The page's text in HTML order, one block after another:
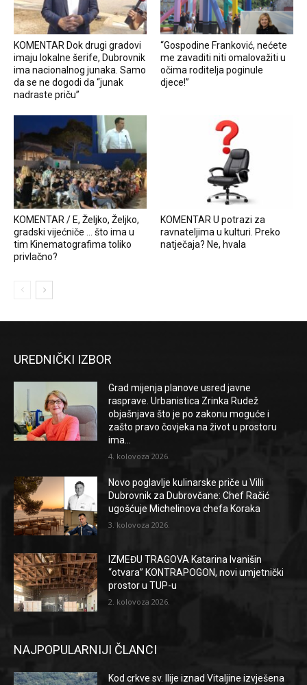
KOMENTAR Dok drugi gradovi
imaju lokalne šerife, Dubrovnik
ima nacionalnog junaka. Samo
da se ne dogodi da “junak
nadraste priču”
“Gospodine Franković, nećete
me zavaditi niti omalovažiti u
očima roditelja poginule
djece!”
KOMENTAR / E, Željko, Željko,
gradski vijećniče … što ima u
tim Kinematografima toliko
privlačno?
KOMENTAR U potrazi za
ravnateljima u kulturi. Preko
natječaja? Ne, hvala
UREDNIČKI IZBOR
Grad mijenja planove usred javne
rasprave. Urbanistica Zrinka Rudež
objašnjava što je po zakonu moguće i
zašto pravo čovjeka na život u prostoru
ima...
4. kolovoza 2026.
Novo poglavlje kulinarske priče u Villi
Dubrovnik za Dubrovčane: Chef Račić
ugošćuje Michelinova chefa Koraka
3. kolovoza 2026.
IZMEĐU TRAGOVA Katarina Ivanišin
“otvara” KONTRAPOGON, novi umjetnički
prostor u TUP-u
2. kolovoza 2026.
NAJPOPULARNIJI ČLANCI
Kod crkve sv. Ilije iznad Vitaljine izvješena